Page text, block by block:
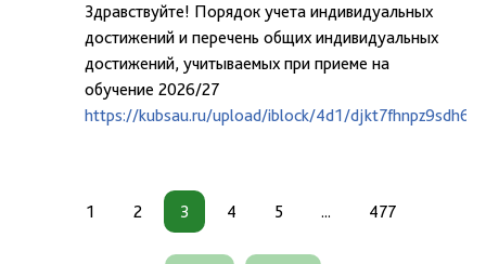
Здравствуйте! Порядок учета индивидуальных
достижений и перечень общих индивидуальных
достижений, учитываемых при приеме на
обучение 2026/27
https://kubsau.ru/upload/iblock/4d1/
1 2 3 4 5 ... 477